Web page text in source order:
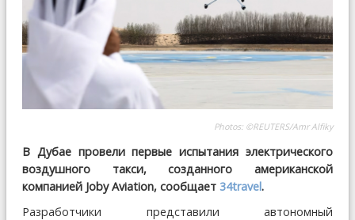
Photos: ©REUTERS/Amr Alfiky
В Дубае провели первые испытания электрического
воздушного такси, созданного американской
компанией Joby Aviation, сообщает 34travel.
Разработчики представили автономный